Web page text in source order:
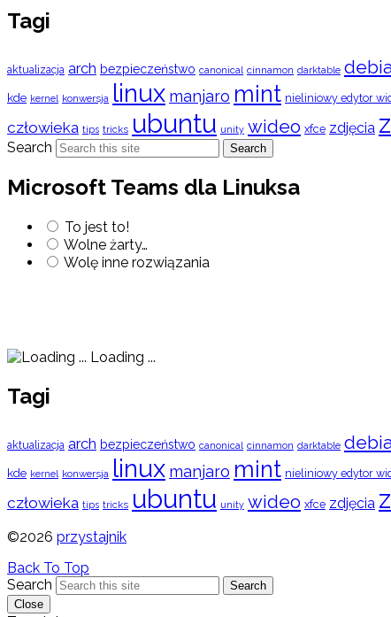
Tagi
aktualizacja arch bezpieczeństwo canonical cinnamon darktable
kde kernel konwersja linux manjaro mint nieliniowy edytor
człowieka tips tricks ubuntu unity wideo xfce zdjęcia
Search Search
Microsoft Teams dla Linuksa
To jest to!
Wolne żarty…
Wolę inne rozwiązania
Loading ...
Tagi
aktualizacja arch bezpieczeństwo canonical cinnamon darktable
kde kernel konwersja linux manjaro mint nieliniowy edytor
człowieka tips tricks ubuntu unity wideo xfce zdjęcia
©2026 przystajnik
Back To Top
Search
Search
Close